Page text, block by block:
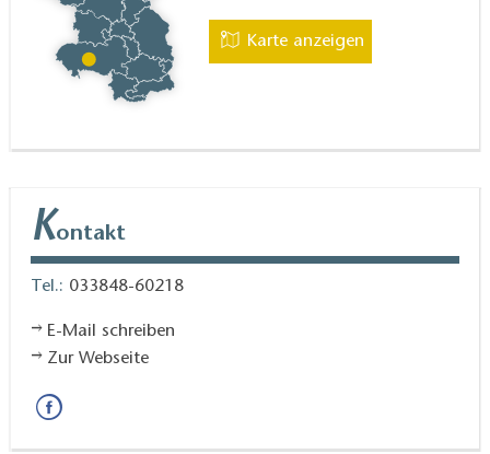
Karte anzeigen
Kontakt
Tel.: 033848-60218
E-Mail schreiben
Zur Webseite